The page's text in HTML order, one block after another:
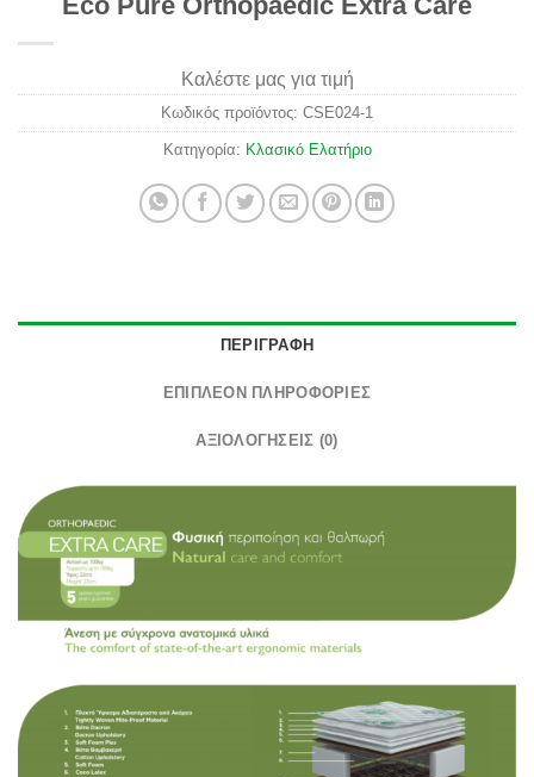
Καλέστε μας για τιμή
Κωδικός προϊόντος: CSE024-1
Κατηγορία: Κλασικό Ελατήριο
ΠΕΡΙΓΡΑΦΉ
ΕΠΙΠΛΈΟΝ ΠΛΗΡΟΦΟΡΊΕΣ
ΑΞΙΟΛΟΓΉΣΕΙΣ (0)